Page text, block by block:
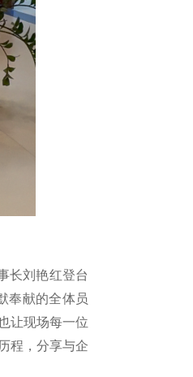
长刘艳红登台
奉献的全体员
让现场每一位
程，分享与企